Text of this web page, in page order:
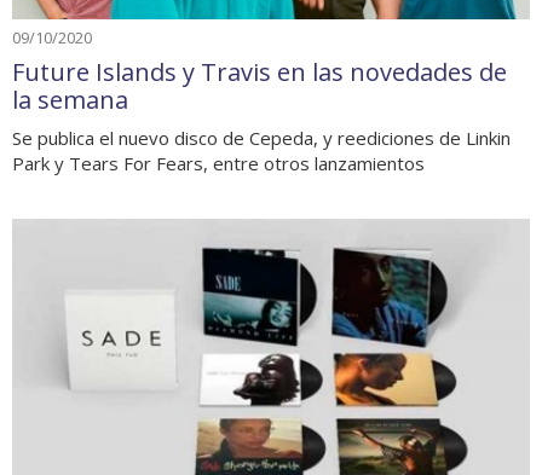
09/10/2020
Future Islands y Travis en las novedades de
la semana
Se publica el nuevo disco de Cepeda, y reediciones de Linkin
Park y Tears For Fears, entre otros lanzamientos